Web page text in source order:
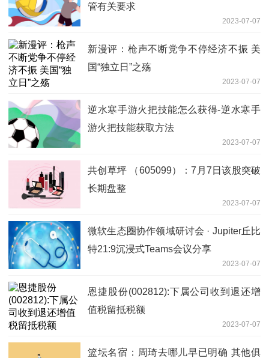
管有关要求
2023-07-07
新漫评：枪声不断党争不停经济不振 美
国“独立日”之殇
2023-07-07
逆水寒手游火把技能怎么获得-逆水寒手
游火把技能获取方法
2023-07-07
共创草坪 （605099）：7月7日该股突破
长期盘整
2023-07-07
微软生态圈协作领域研讨会 · Jupiter丘比
特21:9沉浸式Teams会议分享
2023-07-07
恩捷股份(002812):下属公司收到退还增
值税留抵税额
2023-07-07
篮坛名宿：周琦去哪儿早已明确 其他俱